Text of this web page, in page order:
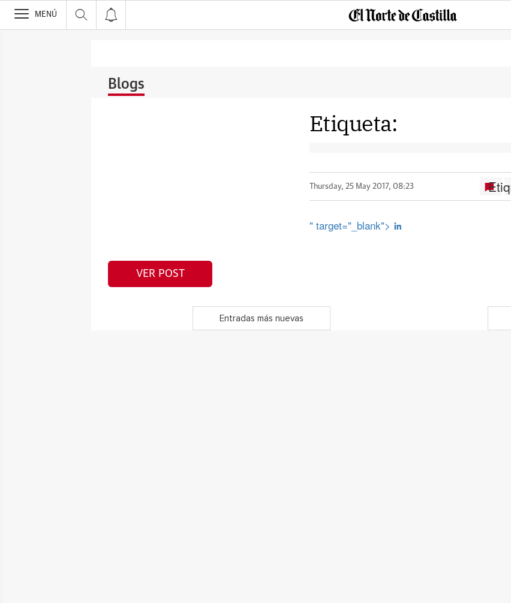
>
MENÚ
Blogs
Etiqueta:
Thursday, 25 May 2017, 08:23
" target="_blank">
VER POST
Entradas más nuevas